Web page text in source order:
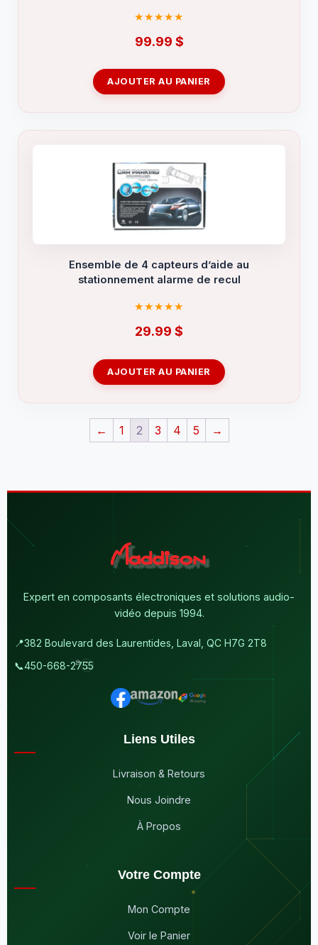
99.99 $
AJOUTER AU PANIER
Ensemble de 4 capteurs d’aide au
stationnement alarme de recul
29.99 $
AJOUTER AU PANIER
← 1 2 3 4 5 →
Expert en composants électroniques et solutions audio-
vidéo depuis 1994.
📍382 Boulevard des Laurentides, Laval, QC H7G 2T8
📞450-668-2755
Liens Utiles
Livraison & Retours
Nous Joindre
À Propos
Votre Compte
Mon Compte
Voir le Panier